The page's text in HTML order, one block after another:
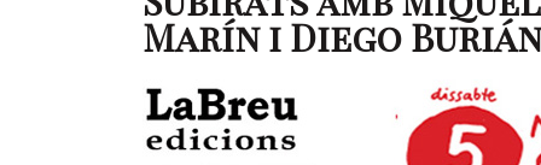
Marín i Diego Burián